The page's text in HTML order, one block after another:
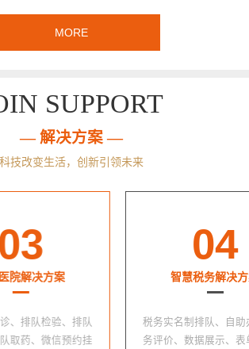
MORE
SUPPORT
— 解决方案 —
科技改变生活，创新引领未来
院解决方案
、排队检验、排队
取药、微信预约挂
04
智慧税务解决方
税务实名制排队、自助
务评价、数据展示、表